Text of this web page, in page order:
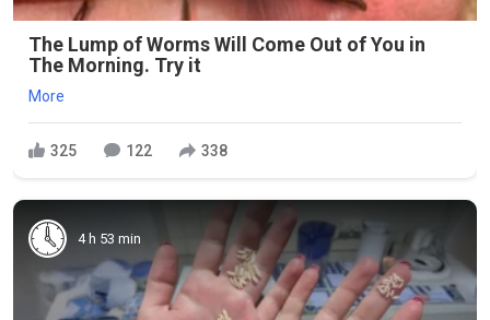
The Lump of Worms Will Come Out of You in
The Morning. Try it
More
325 122 338
4 h 53 min